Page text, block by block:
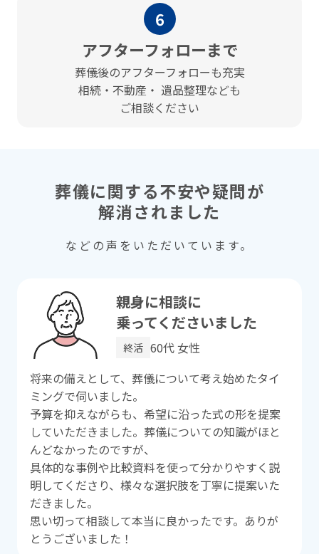
6
アフターフォローまで
葬儀後のアフターフォローも充実
相続・不動産・ 遺品整理なども
ご相談ください
葬儀に関する不安や疑問が
解消されました
などの声をいただいています。
親⾝に相談に
乗ってくださいました
終活 60代 ⼥性
将来の備えとして、葬儀について考え始めたタイ
ミングで伺いました。
予算を抑えながらも、希望に沿った式の形を提案
していただきました。葬儀についての知識がほと
んどなかったのですが、
具体的な事例や⽐較資料を使って分かりやすく説
明してくださり、様々な選択肢を丁寧に提案いた
だきました。
思い切って相談して本当に良かったです。ありが
とうございました！